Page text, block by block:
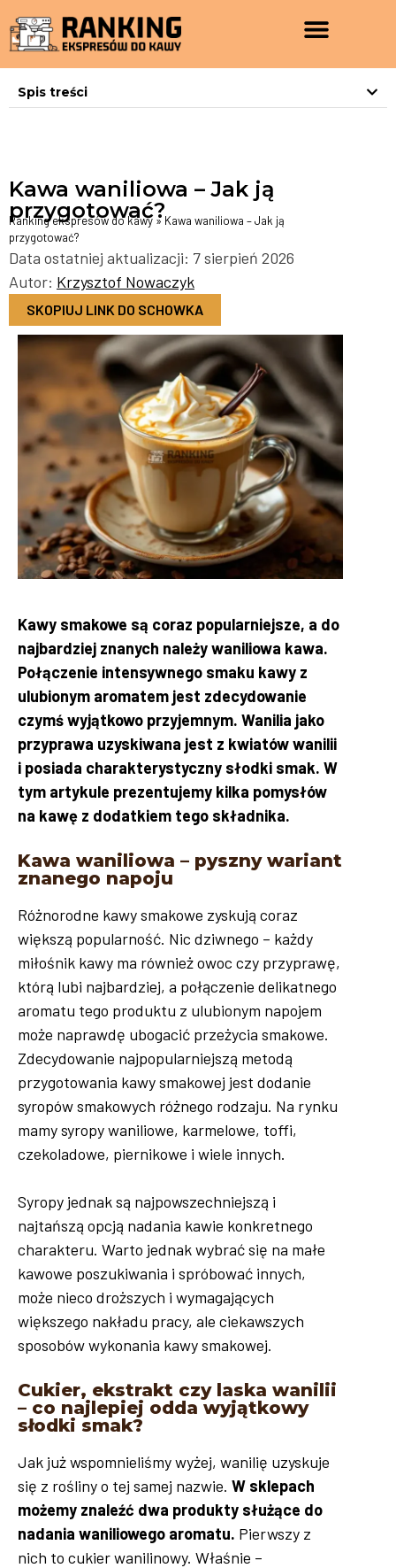
Spis treści
Kawa waniliowa – Jak ją
przygotować?
Ranking ekspresów do kawy» Kawa waniliowa – Jak ją
przygotować?
Data ostatniej aktualizacji: 7 sierpień 2026
Autor: Krzysztof Nowaczyk
SKOPIUJ LINK DO SCHOWKA
Kawy smakowe są coraz popularniejsze, a do
najbardziej znanych należy waniliowa kawa.
Połączenie intensywnego smaku kawy z
ulubionym aromatem jest zdecydowanie
czymś wyjątkowo przyjemnym. Wanilia jako
przyprawa uzyskiwana jest z kwiatów wanilii
i posiada charakterystyczny słodki smak. W
tym artykule prezentujemy kilka pomysłów
na kawę z dodatkiem tego składnika.
Kawa waniliowa – pyszny wariant
znanego napoju
Różnorodne kawy smakowe zyskują coraz
większą popularność. Nic dziwnego – każdy
miłośnik kawy ma również owoc czy przyprawę,
którą lubi najbardziej, a połączenie delikatnego
aromatu tego produktu z ulubionym napojem
może naprawdę ubogacić przeżycia smakowe.
Zdecydowanie najpopularniejszą metodą
przygotowania kawy smakowej jest dodanie
syropów smakowych różnego rodzaju. Na rynku
mamy syropy waniliowe, karmelowe, toffi,
czekoladowe, piernikowe i wiele innych.
Syropy jednak są najpowszechniejszą i
najtańszą opcją nadania kawie konkretnego
charakteru. Warto jednak wybrać się na małe
kawowe poszukiwania i spróbować innych,
może nieco droższych i wymagających
większego nakładu pracy, ale ciekawszych
sposobów wykonania kawy smakowej.
Cukier, ekstrakt czy laska wanilii
– co najlepiej odda wyjątkowy
słodki smak?
Jak już wspomnieliśmy wyżej, wanilię uzyskuje
się z rośliny o tej samej nazwie. W sklepach
możemy znaleźć dwa produkty służące do
nadania waniliowego aromatu. Pierwszy z
nich to cukier wanilinowy. Właśnie –